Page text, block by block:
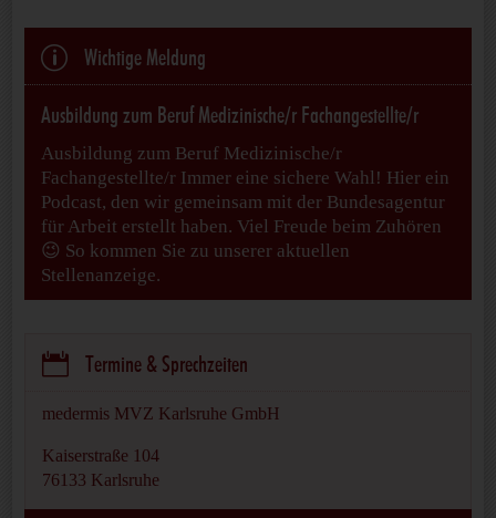
p Wichtige Meldung
Ausbildung zum Beruf Medizinische/r Fachangestellte/r
Ausbildung zum Beruf Medizinische/r
Fachangestellte/r Immer eine sichere Wahl! Hier ein
Podcast, den wir gemeinsam mit der Bundesagentur
für Arbeit erstellt haben. Viel Freude beim Zuhören
😉 So kommen Sie zu unserer aktuellen
Stellenanzeige.
 Termine & Sprechzeiten
medermis MVZ Karlsruhe GmbH
Kaiserstraße 104
76133 Karlsruhe